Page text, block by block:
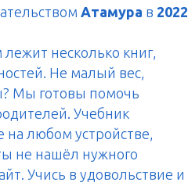
Атамура в 2022
несколько книг,
Не малый вес,
Мы готовы помочь
Учебник
любом устройстве,
не нашёл нужного
Учись в удовольствие и